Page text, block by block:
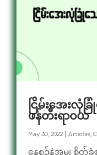
ငြိမ်းအေးလုံ
ဖန်တီးရာဝယ်
May 30, 2022| Articles,
နေ့စဉ်နဲ့အမျှ စိတ်